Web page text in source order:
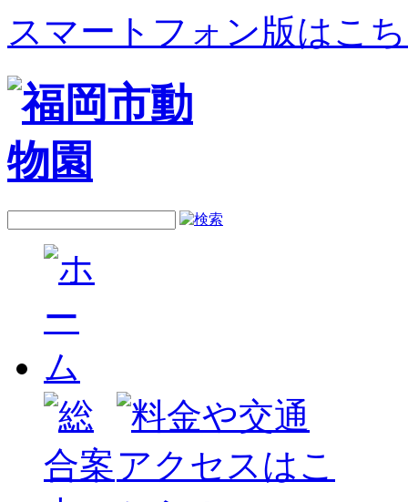
スマートフォン版はこ